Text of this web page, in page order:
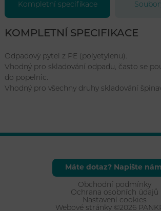
Kompletní specifikace
KOMPLETNÍ SPECIFIKACE
Odpadový pytel z PE (polyetylenu).
Vhodný pro skladování odpadu, často se
do popelnic.
Vhodný pro všechny druhy skladování
Máte dotaz? Napište
Obchodní podmínky
Ochrana osobních údajů
Nastavení cookies
Webové stránky ©2026